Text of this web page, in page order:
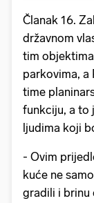
Članak 16.
državnom
tim
parkovima, a
time
funkciju, a to
ljudima koji
- Ovim
kuće ne
gradili i brinu